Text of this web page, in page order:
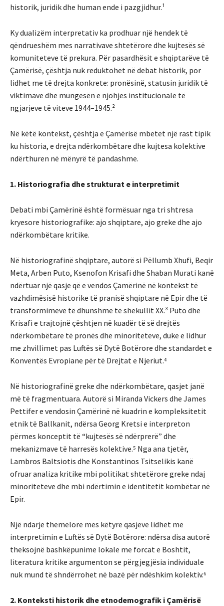
historik, juridik dhe human ende i pazgjidhur.¹
Ky dualizëm interpretativ ka prodhuar një hendek të
qëndrueshëm mes narrativave shtetërore dhe kujtesës së
komuniteteve të prekura. Për pasardhësit e shqiptarëve të
Çamërisë, çështja nuk reduktohet në debat historik, por
lidhet me të drejta konkrete: pronësinë, statusin juridik të
viktimave dhe mungesën e njohjes institucionale të
ngjarjeve të viteve 1944–1945.²
Në këtë kontekst, çështja e Çamërisë mbetet një rast tipik
ku historia, e drejta ndërkombëtare dhe kujtesa kolektive
ndërthuren në mënyrë të pandashme.
1. Historiografia dhe strukturat e interpretimit
Debati mbi Çamërinë është formësuar nga tri shtresa
kryesore historiografike: ajo shqiptare, ajo greke dhe ajo
ndërkombëtare kritike.
Në historiografinë shqiptare, autorë si Pëllumb Xhufi, Beqir
Meta, Arben Puto, Ksenofon Krisafi dhe Shaban Murati kanë
ndërtuar një qasje që e vendos Çamërinë në kontekst të
vazhdimësisë historike të pranisë shqiptare në Epir dhe të
transformimeve të dhunshme të shekullit XX.³ Puto dhe
Krisafi e trajtojnë çështjen në kuadër të së drejtës
ndërkombëtare të pronës dhe minoriteteve, duke e lidhur
me zhvillimet pas Luftës së Dytë Botërore dhe standardet e
Konventës Evropiane për të Drejtat e Njeriut.⁴
Në historiografinë greke dhe ndërkombëtare, qasjet janë
më të fragmentuara. Autorë si Miranda Vickers dhe James
Pettifer e vendosin Çamërinë në kuadrin e kompleksitetit
etnik të Ballkanit, ndërsa Georg Kretsi e interpreton
përmes konceptit të “kujtesës së ndërprerë” dhe
mekanizmave të harresës kolektive.⁵ Nga ana tjetër,
Lambros Baltsiotis dhe Konstantinos Tsitselikis kanë
ofruar analiza kritike mbi politikat shtetërore greke ndaj
minoriteteve dhe mbi ndërtimin e identitetit kombëtar në
Epir.
Një ndarje themelore mes këtyre qasjeve lidhet me
interpretimin e Luftës së Dytë Botërore: ndërsa disa autorë
theksojnë bashkëpunime lokale me forcat e Boshtit,
literatura kritike argumenton se përgjegjësia individuale
nuk mund të shndërrohet në bazë për ndëshkim kolektiv.⁶
2. Konteksti historik dhe etnodemografik i Çamërisë